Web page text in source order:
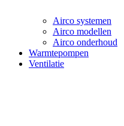
Airco systemen
Airco modellen
Airco onderhoud
Warmtepompen
Ventilatie